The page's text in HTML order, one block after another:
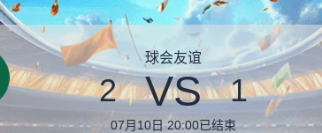
球会友谊
2 VS 1
07月10日 20:00已结束